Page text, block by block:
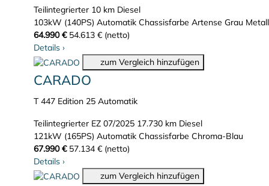
Teilintegrierter 10 km Diesel
103kW (140PS) Automatik Chassisfarbe Artense Grau
64.990 € 54.613 € (netto)
Details ›
zum Vergleich hinzufügen
CARADO
T 447 Edition 25 Automatik
Teilintegrierter EZ 07/2025 17.730 km Diesel
121kW (165PS) Automatik Chassisfarbe Chroma-Blau
67.990 € 57.134 € (netto)
Details ›
zum Vergleich hinzufügen